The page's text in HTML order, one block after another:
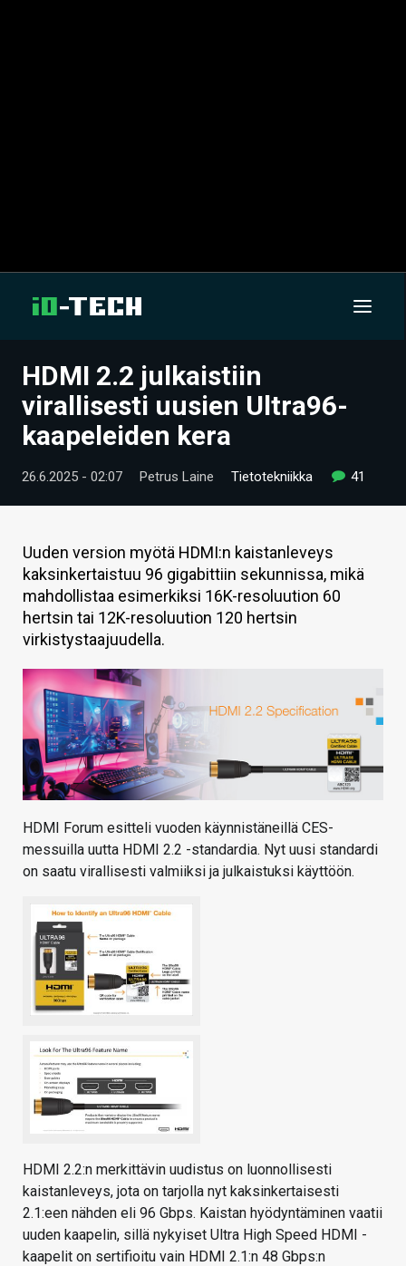
UUTISET
ARTIKKELIT
VIDEOT
TECHBBS
TIETOA
HINTA.FI
KAUPPA
HAKU
HDMI 2.2 julkaistiin
virallisesti uusien Ultra96-
kaapeleiden kera
26.6.2025 - 02:07 Petrus Laine Tietotekniikka 41
Uuden version myötä HDMI:n kaistanleveys
kaksinkertaistuu 96 gigabittiin sekunnissa, mikä
mahdollistaa esimerkiksi 16K-resoluution 60
hertsin tai 12K-resoluution 120 hertsin
virkistystaajuudella.
HDMI Forum esitteli vuoden käynnistäneillä CES-
messuilla uutta HDMI 2.2 -standardia. Nyt uusi standardi
on saatu virallisesti valmiiksi ja julkaistuksi käyttöön.
HDMI 2.2:n merkittävin uudistus on luonnollisesti
kaistanleveys, jota on tarjolla nyt kaksinkertaisesti
2.1:een nähden eli 96 Gbps. Kaistan hyödyntäminen vaatii
uuden kaapelin, sillä nykyiset Ultra High Speed HDMI -
kaapelit on sertifioitu vain HDMI 2.1:n 48 Gbps:n